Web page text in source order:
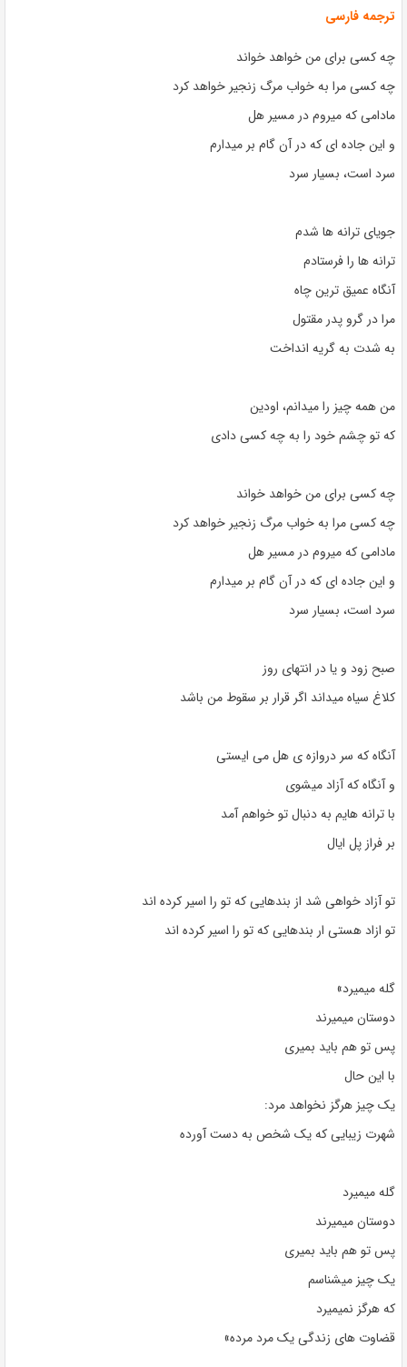
ترجمه فارسی
چه کسی برای من خواهد خواند
چه کسی مرا به خواب مرگ زنجیر خواهد کرد
مادامی که میروم در مسیر هل
و این جاده ای که در آن گام بر میدارم
سرد است، بسیار سرد
جویای ترانه ها شدم
ترانه ها را فرستادم
آنگاه عمیق ترین چاه
مرا در گرو پدر مقتول
به شدت به گریه انداخت
من همه چیز را میدانم، اودین
که تو چشم خود را به چه کسی دادی
چه کسی برای من خواهد خواند
چه کسی مرا به خواب مرگ زنجیر خواهد کرد
مادامی که میروم در مسیر هل
و این جاده ای که در آن گام بر میدارم
سرد است، بسیار سرد
صبح زود و یا در انتهای روز
کلاغ سیاه میداند اگر قرار بر سقوط من باشد
آنگاه که سر دروازه ی هل می ایستی
و آنگاه که آزاد میشوی
با ترانه هایم به دنبال تو خواهم آمد
بر فراز پل ایال
تو آزاد خواهی شد از بندهایی که تو را اسیر کرده اند
تو ازاد هستی ار بندهایی که تو را اسیر کرده اند
گله میمیرد»
دوستان میمیرند
پس تو هم باید بمیری
با این حال
یک چیز هرگز نخواهد مرد:
شهرت زیبایی که یک شخص به دست آورده
گله میمیرد
دوستان میمیرند
پس تو هم باید بمیری
یک چیز میشناسم
که هرگز نمیمیرد
قضاوت های زندگی یک مرد مرده»